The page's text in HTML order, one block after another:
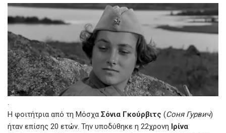
.
Η φοιτήτρια από τη Μόσχα Σόνια Γκούρβιτς (Соня Гурвич)
ήταν επίσης 20 ετών. Την υποδύθηκε η 22χρονη Ιρίνα